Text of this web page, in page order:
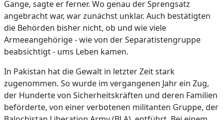
Gange, sagte er ferner. Wo genau der Sprengsatz
angebracht war, war zunächst unklar. Auch bestätigten
die Behörden bisher nicht, ob und wie viele
Armeeangehörige - wie von der Separatistengruppe
beabsichtigt - ums Leben kamen.
In Pakistan hat die Gewalt in letzter Zeit stark
zugenommen. So wurde im vergangenen Jahr ein Zug,
der Hunderte von Sicherheitskräften und deren Familien
beförderte, von einer verbotenen militanten Gruppe, der